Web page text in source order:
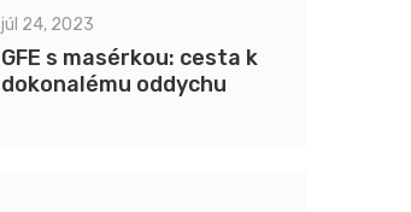
júl 24, 2023
GFE s masérkou: cesta k
dokonalému oddychu